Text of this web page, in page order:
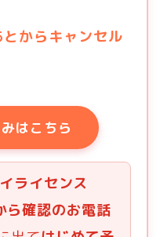
からキャンセル
はこちら
ライセンス
確認のお電話